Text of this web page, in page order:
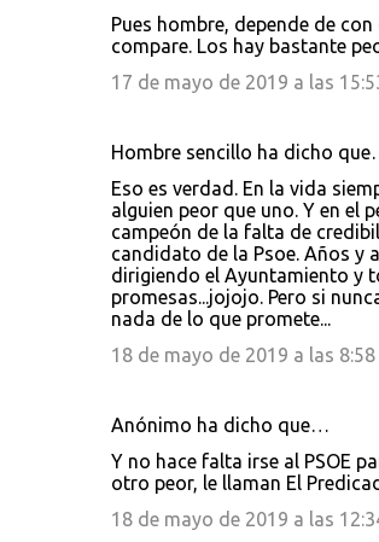
Pues hombre, depende de con
compare. Los hay bastante
17 de mayo de 2019 a las
Hombre sencillo ha dicho
Eso es verdad. En la vida
alguien peor que uno. Y en el
campeón de la falta de
candidato de la Psoe. Años y
dirigiendo el Ayuntamiento y
promesas...jojojo. Pero si
nada de lo que promete...
18 de mayo de 2019 a las 8:58
Anónimo ha dicho que…
Y no hace falta irse al PSOE
otro peor, le llaman El
18 de mayo de 2019 a las